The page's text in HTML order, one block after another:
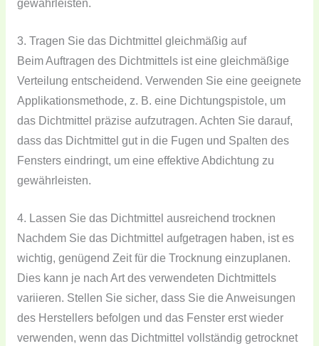
gewährleisten.
3. Tragen Sie das Dichtmittel gleichmäßig auf
Beim Auftragen des Dichtmittels ist eine gleichmäßige
Verteilung entscheidend. Verwenden Sie eine geeignete
Applikationsmethode, z. B. eine Dichtungspistole, um
das Dichtmittel präzise aufzutragen. Achten Sie darauf,
dass das Dichtmittel gut in die Fugen und Spalten des
Fensters eindringt, um eine effektive Abdichtung zu
gewährleisten.
4. Lassen Sie das Dichtmittel ausreichend trocknen
Nachdem Sie das Dichtmittel aufgetragen haben, ist es
wichtig, genügend Zeit für die Trocknung einzuplanen.
Dies kann je nach Art des verwendeten Dichtmittels
variieren. Stellen Sie sicher, dass Sie die Anweisungen
des Herstellers befolgen und das Fenster erst wieder
verwenden, wenn das Dichtmittel vollständig getrocknet